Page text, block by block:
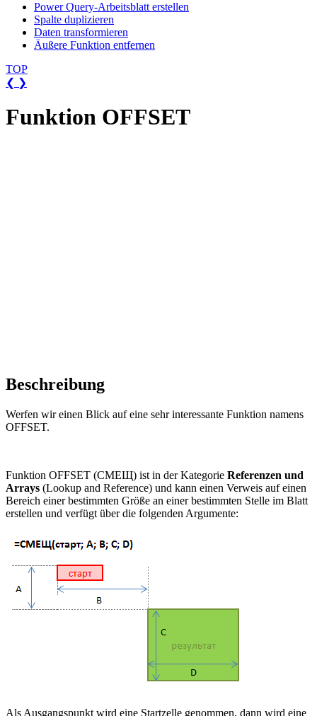
Power Query-Arbeitsblatt erstellen
Spalte duplizieren
Daten transformieren
Äußere Funktion entfernen
TOP
❮ ❯
Funktion OFFSET
Beschreibung
Werfen wir einen Blick auf eine sehr interessante Funktion namens
OFFSET.
Funktion OFFSET (СМЕЩ) ist in der Kategorie Referenzen und
Arrays (Lookup and Reference) und kann einen Verweis auf einen
Bereich einer bestimmten Größe an einer bestimmten Stelle im Blatt
erstellen und verfügt über die folgenden Argumente:
Als Ausgangspunkt wird eine Startzelle genommen, dann wird eine